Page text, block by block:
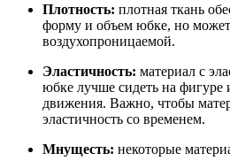
Плотность: плотная ткань
форму и объем юбке, но
воздухопроницаемой.
Эластичность: материал с
юбке лучше сидеть на фигуре
движения. Важно, чтобы
эластичность со временем.
Мнущесть: некоторые